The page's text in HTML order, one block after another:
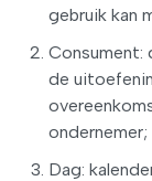
gebruik kan
Consument:
de
ondernemer;
Dag: